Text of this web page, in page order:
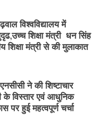
विश्वविद्यालय में
शिक्षा मंत्री धन सिंह
शिक्षा मंत्री से की मुलाकात
ने की शिष्टाचार
के विस्तार एवं आधुनिक
पर हुई महत्वपूर्ण चर्चा